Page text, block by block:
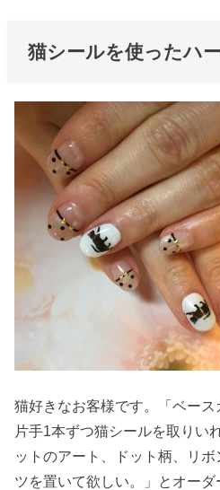
猫シールを使ったハ
猫好きなお客様です。「ベース
片手1本ずつ猫シールを取りい
ットのアート、ドット柄、リ
ツを置いて欲しい。」とオーダ